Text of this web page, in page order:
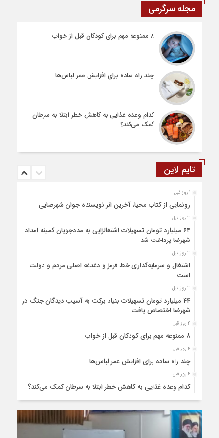
مجله سرگرمی
۸ ممنوعه مهم برای کودکان قبل از خواب
چند راه ساده برای افزایش عمر لباس‌ها
کدام وعده غذایی به کاهش خطر ابتلا به سرطان
کمک می‌کند؟
تایم لاین
1 روز قبل
رونمایی از کتاب محیا، آخرین اثر نویسنده جوان شهرضایی
3 روز قبل
۶۴ میلیارد تومان تسهیلات اشتغالزایی به مددجویان کمیته امداد
شهرضا پرداخت شد
3 روز قبل
اشتغال و سرمایه‌گذاری خط قرمز و دغدغه اصلی مردم و دولت
است
3 روز قبل
۴۴ میلیارد تومان تسهیلات بنیاد برکت به آسیب دیدگان جنگ در
شهرضا اختصاص یافت
4 روز قبل
۸ ممنوعه مهم برای کودکان قبل از خواب
4 روز قبل
چند راه ساده برای افزایش عمر لباس‌ها
4 روز قبل
کدام وعده غذایی به کاهش خطر ابتلا به سرطان کمک می‌کند؟
4 روز قبل
۲۸۰ میلیارد تومان اعتبار به تکمیل میدان بسیج شهرضا اختصاص
یافت
5 روز قبل